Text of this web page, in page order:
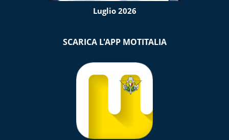
Luglio 2026
SCARICA L'APP MOTITALIA